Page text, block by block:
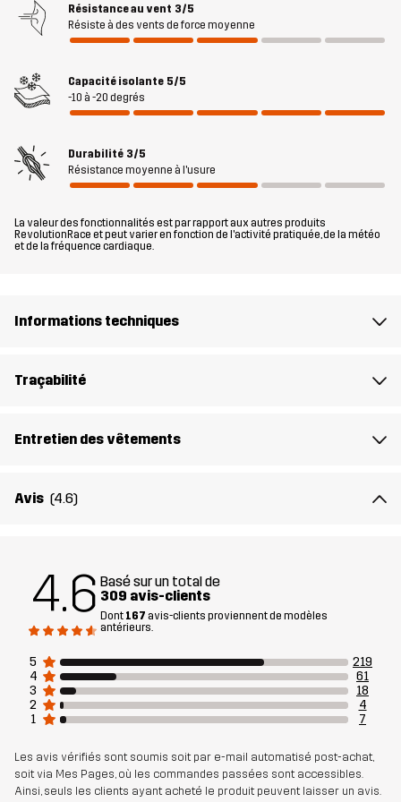
DWR sans PFC pour plus de déperlance et de durabilité, ce qui en
fait votre compagnon le plus fidèle lorsque le froid arrive !
Le mannequin fait 182 cm pèse 85 kg et porte du L
Remplissage 2 100% Polyester
Remplissage 90% Duvet, 10% Plumes
Indice de
Conçu pour POUR TOUTE L'ANNÉE
Numéro
10748_2703
Modèles Modèle antérieur
Voir l'historique des modèlesici
Résistance au vent 3/5
Résiste à des vents de force moyenne
Capacité isolante 5/5
-10 à -20 degrés
Durabilité 3/5
Résistance moyenne à l'usure
La valeur des fonctionnalités est par rapport aux autres produits
RevolutionRace et peut varier en fonction de l'activité pratiquée, de la météo
et de la fréquence cardiaque.
Informations techniques
Traçabilité
Entretien des vêtements
Avis (4.6)
4.6 Basé sur un total de
309 avis-clients
Dont 167 avis-clients proviennent de modèles
antérieurs.
5
219
4
61
3
18
2
4
1
7
Les avis vérifiés sont soumis soit par e-mail automatisé post-achat,
soit via Mes Pages, où les commandes passées sont accessibles.
Ainsi, seuls les clients ayant acheté le produit peuvent laisser un avis.